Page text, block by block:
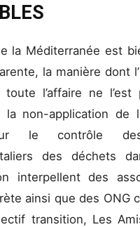
la Méditerranée est
la manière dont
l’affaire ne
la non-application de
le contrôle des
des déchets
interpellent des
ainsi que des ONG
transition, Les